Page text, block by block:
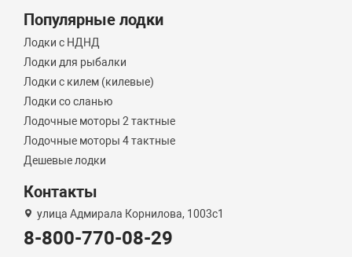
Популярные лодки
Лодки с НДНД
Лодки для рыбалки
Лодки с килем (килевые)
Лодки со сланью
Лодочные моторы 2 тактные
Лодочные моторы 4 тактные
Дешевые лодки
Контакты
улица Адмирала Корнилова, 1003с1
8-800-770-08-29